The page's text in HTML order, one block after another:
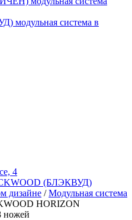
модульная система в
4
(БЛЭКВУД)
дизайне /Модульная система
HORIZON